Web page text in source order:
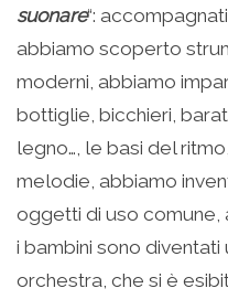
suonare“:
abbiamo scoperto
moderni, abbiamo
bottiglie, bicchieri,
legno…, le basi del
melodie, abbiamo
oggetti di uso comune,
i bambini sono diventati
orchestra, che si è